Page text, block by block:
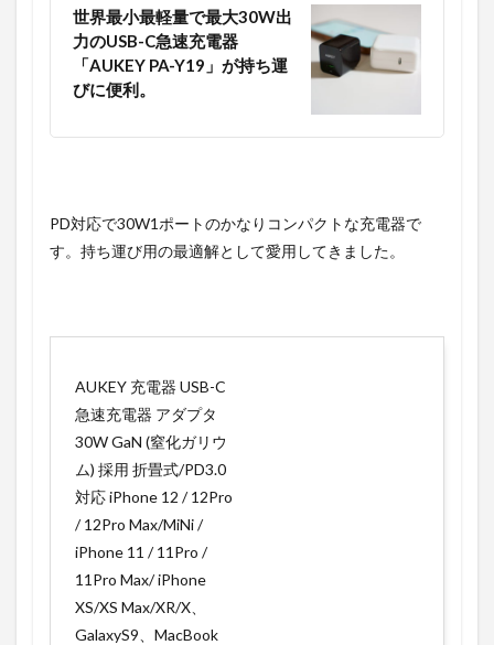
世界最小最軽量で最大30W出
力のUSB-C急速充電器
「AUKEY PA-Y19」が持ち運
びに便利。
PD対応で30W1ポートのかなりコンパクトな充電器で
す。持ち運び用の最適解として愛用してきました。
AUKEY 充電器 USB-C
急速充電器 アダプタ
30W GaN (窒化ガリウ
ム) 採用 折畳式/PD3.0
対応 iPhone 12 / 12Pro
/ 12Pro Max/MiNi /
iPhone 11 / 11Pro /
11Pro Max/ iPhone
XS/XS Max/XR/X、
GalaxyS9、MacBook